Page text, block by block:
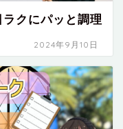
クにパッと調理
2024年9月10日